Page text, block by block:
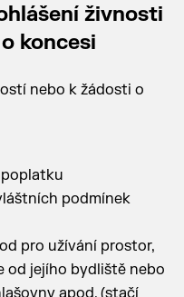
živnosti
koncesi
nebo k žádosti o
podmínek
pro užívání prostor,
od jejího bydliště nebo
apod. (stačí